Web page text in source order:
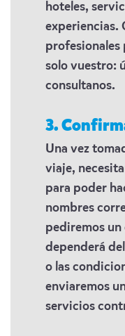
hoteles,
experiencias.
profesionales
solo vuestro:
consultanos.
3.
Una vez
viaje,
para poder
nombres
pediremos
dependerá
o las
enviaremos
servicios